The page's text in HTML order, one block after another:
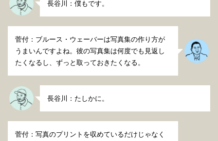
長谷川：僕もです。
菅付：ブルース・ウェーバーは写真集の作り方が
うまいんですよね。彼の写真集は何度でも見返し
たくなるし、ずっと取っておきたくなる。
長谷川：たしかに。
菅付：写真のプリントを収めているだけじゃなく